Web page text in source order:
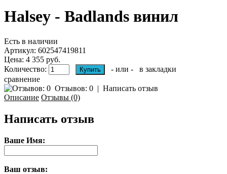
Halsey - Badlands винил
Есть в наличии
Артикул: 602547419811
Цена: 4 355 руб.
Количество:
- или -
в закладки
сравнение
Отзывов: 0 | Написать отзыв
Описание Отзывы (0)
Написать отзыв
Ваше Имя:
Ваш отзыв: